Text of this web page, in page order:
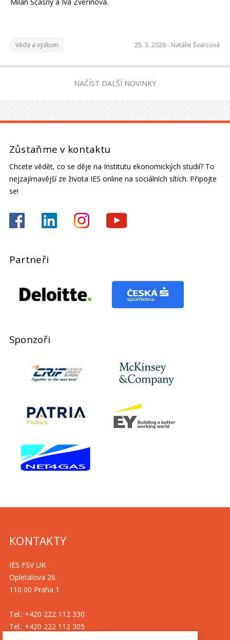
Věda a výzkum 25. 3. 2026 - Natálie Švarcová
NAČÍST DALŠÍ NOVINKY
Zůstaňme v kontaktu
Chcete vědět, co se děje na Institutu ekonomických studií? To
nejzajímavější ze života IES online na sociálních sítích. Připojte
se!
Partneři
Sponzoři
KONTAKTY
IES FSV UK
Opletalova 26
110 00 Praha 1
Tel.: +420 222 112 330
Tel.: +420 222 112 305